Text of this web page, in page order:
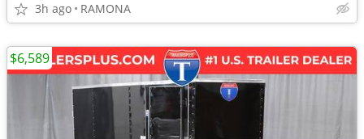
3h ago RAMONA
$6,589